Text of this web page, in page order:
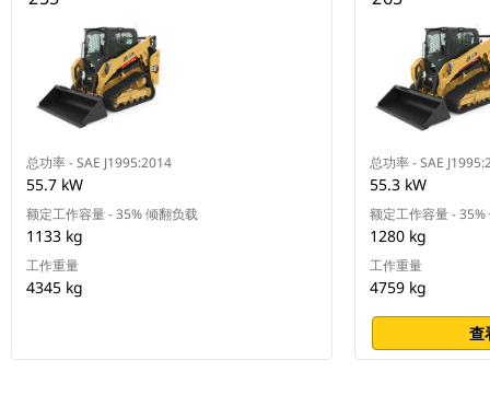
总功率 - SAE J1995:2014
55.7 kW
额定工作容量 - 35% 倾翻负载
1133 kg
工作重量
4345 kg
总功率 - SAE
55.3 kW
额定工作容量 - 35%
1280 kg
工作重量
4759 kg
查